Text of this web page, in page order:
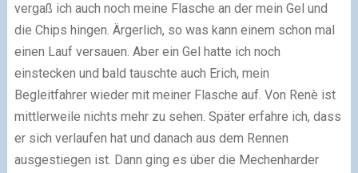
vergaß ich auch noch meine Flasche an der mein Gel und
die Chips hingen. Ärgerlich, so was kann einem schon mal
einen Lauf versauen. Aber ein Gel hatte ich noch
einstecken und bald tauschte auch Erich, mein
Begleitfahrer wieder mit meiner Flasche auf. Von Renè ist
mittlerweile nichts mehr zu sehen. Später erfahre ich, dass
er sich verlaufen hat und danach aus dem Rennen
ausgestiegen ist. Dann ging es über die Mechenharder